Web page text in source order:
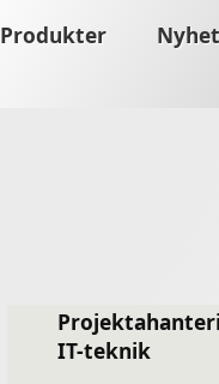
Produkter
IT-teknik